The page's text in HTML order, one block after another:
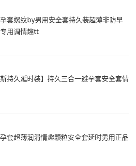
套螺纹by男用安全套持久装超薄非防早
用调情趣tt
斯持久延时装】持久三合一避孕套安全套情
套超薄润滑情趣颗粒安全套延时男用正品